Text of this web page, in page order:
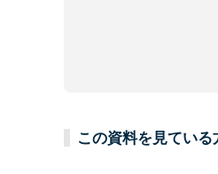
この資料を見てい